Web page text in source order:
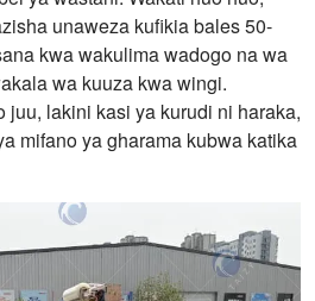
unaweza kufikia bales 50-
kwa wakulima wadogo na wa
wa kuuza kwa wingi.
lakini kasi ya kurudi ni haraka,
mifano ya gharama kubwa katika